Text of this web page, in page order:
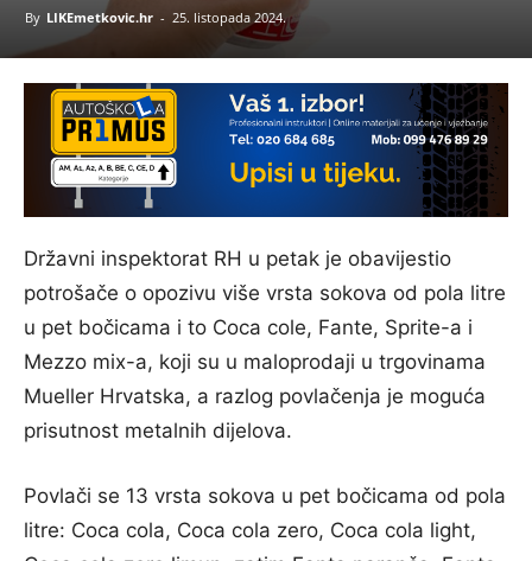
By LIKEmetkovic.hr - 25. listopada 2024.
Državni inspektorat RH u petak je obavijestio
potrošače o opozivu više vrsta sokova od pola litre
u pet bočicama i to Coca cole, Fante, Sprite-a i
Mezzo mix-a, koji su u maloprodaji u trgovinama
Mueller Hrvatska, a razlog povlačenja je moguća
prisutnost metalnih dijelova.
Povlači se 13 vrsta sokova u pet bočicama od pola
litre: Coca cola, Coca cola zero, Coca cola light,